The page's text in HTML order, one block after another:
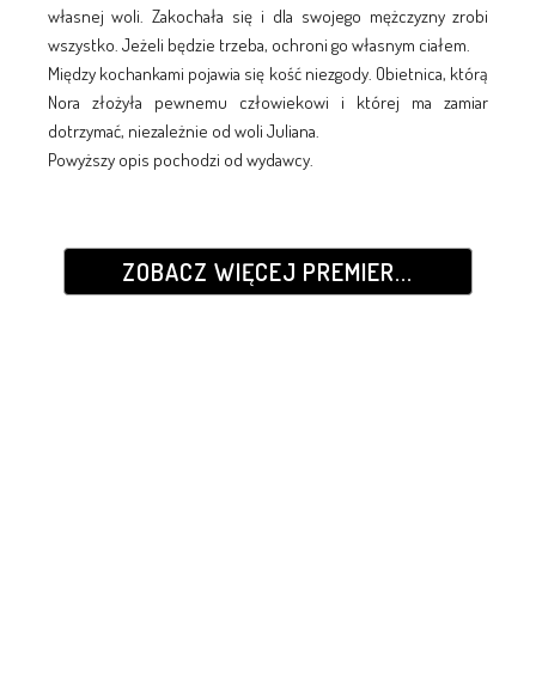
własnej woli. Zakochała się i dla swojego mężczyzny zrobi
wszystko. Jeżeli będzie trzeba, ochroni go własnym ciałem.
Między kochankami pojawia się kość niezgody. Obietnica, którą
Nora złożyła pewnemu człowiekowi i której ma zamiar
dotrzymać, niezależnie od woli Juliana.
Powyższy opis pochodzi od wydawcy.
ZOBACZ WIĘCEJ PREMIER...